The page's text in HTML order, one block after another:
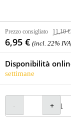
Prezzo consigliato 11,10 €
6,95 € (incl. 22%
Disponibilità
settimane